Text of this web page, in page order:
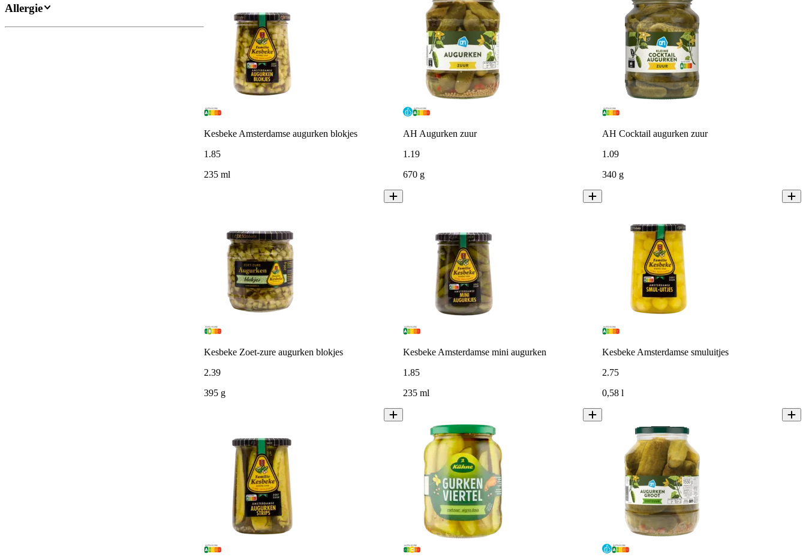
Allergie
Kesbeke Amsterdamse augurken blokjes
1.85
235 ml
AH Augurken zuur
1.19
670 g
AH Cocktail augurken zuur
1.09
340 g
Kesbeke Zoet-zure augurken blokjes
2.39
395 g
Kesbeke Amsterdamse mini augurken
1.85
235 ml
Kesbeke Amsterdamse smuluitjes
2.75
0,58 l